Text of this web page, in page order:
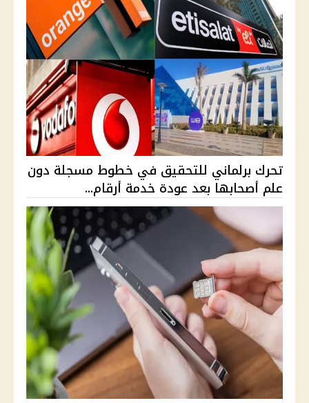
تحرك برلماني للتحقيق في خطوط مسجلة دون
علم أصحابها بعد عودة خدمة أرقام...